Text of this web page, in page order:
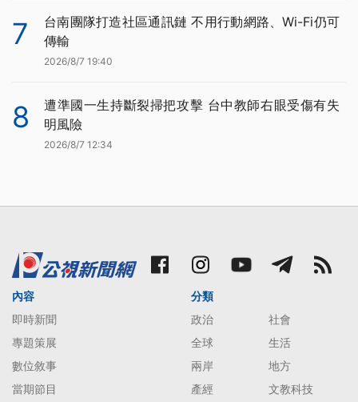
7
台南團隊打造社區通訊鏈 不用行動網路、Wi-Fi仍可
傳輸
2026/8/7 19:40
8
遭準國一生持斷裂掃把攻擊 台中教師右眼受傷有失
明風險
2026/8/7 12:34
內容
即時新聞
專題策展
數位敘事
當期節目
分類
政治
社會
全球
生活
兩岸
地方
產經
文教科技